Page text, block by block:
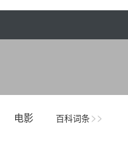
百科词条
电影